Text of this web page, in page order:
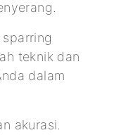
teknik dan
dalam
akurasi.